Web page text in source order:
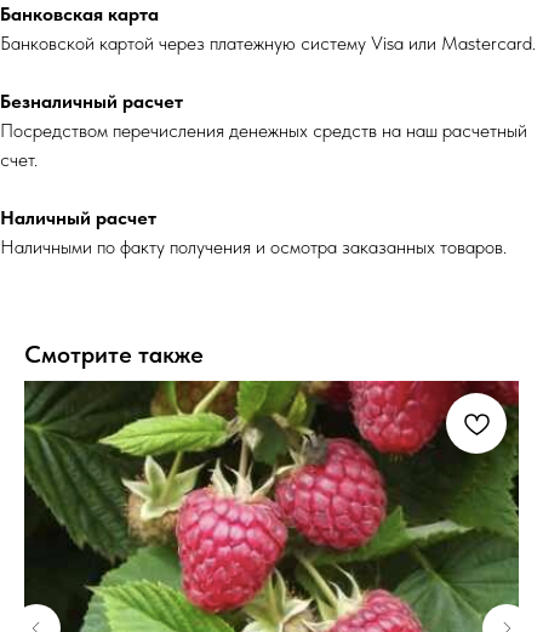
Банковская карта
Банковской картой через платежную систему Visa или Mastercard.
Безналичный расчет
Посредством перечисления денежных средств на наш расчетный
счет.
Наличный расчет
Наличными по факту получения и осмотра заказанных товаров.
Смотрите также